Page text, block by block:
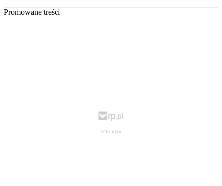
Promowane treści